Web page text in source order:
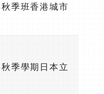
季班香港城市
季學期日本立